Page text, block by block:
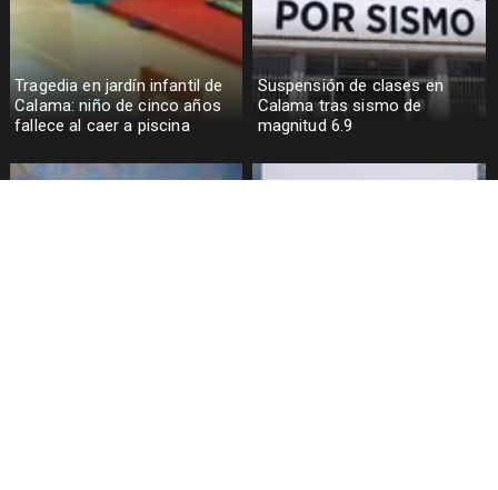
Tragedia en jardín infantil de
Calama: niño de cinco años
fallece al caer a piscina
Suspensión de clases en
Calama tras sismo de
magnitud 6.9